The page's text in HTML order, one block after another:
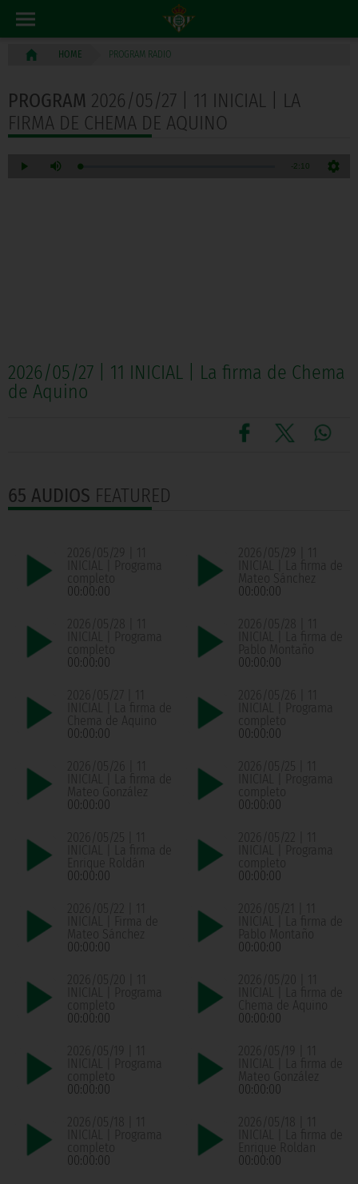
HOME PROGRAM RADIO
PROGRAM 2026/05/27 | 11 INICIAL | LA
FIRMA DE CHEMA DE AQUINO
2026/05/27 | 11 INICIAL | La firma de Chema
de Aquino
65 AUDIOS FEATURED
2026/05/29 | 11
INICIAL | Programa
completo
00:00:00
2026/05/29 | 11
INICIAL | La firma de
Mateo Sánchez
00:00:00
2026/05/28 | 11
INICIAL | Programa
completo
00:00:00
2026/05/28 | 11
INICIAL | La firma de
Pablo Montaño
00:00:00
2026/05/27 | 11
INICIAL | La firma de
Chema de Aquino
00:00:00
2026/05/26 | 11
INICIAL | Programa
completo
00:00:00
2026/05/26 | 11
INICIAL | La firma de
Mateo González
00:00:00
2026/05/25 | 11
INICIAL | Programa
completo
00:00:00
2026/05/25 | 11
INICIAL | La firma de
Enrique Roldán
00:00:00
2026/05/22 | 11
INICIAL | Programa
completo
00:00:00
2026/05/22 | 11
INICIAL | Firma de
Mateo Sánchez
00:00:00
2026/05/21 | 11
INICIAL | La firma de
Pablo Montaño
00:00:00
2026/05/20 | 11
INICIAL | Programa
completo
00:00:00
2026/05/20 | 11
INICIAL | La firma de
Chema de Aquino
00:00:00
2026/05/19 | 11
INICIAL | Programa
completo
00:00:00
2026/05/19 | 11
INICIAL | La firma de
Mateo González
00:00:00
2026/05/18 | 11
INICIAL | Programa
completo
00:00:00
2026/05/18 | 11
INICIAL | La firma de
Enrique Roldan
00:00:00